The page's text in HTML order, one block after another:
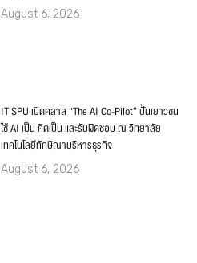
August 6, 2026
IT SPU เปิดคลาส “The AI Co-Pilot” ปั้นเยาวชน
ใช้ AI เป็น คิดเป็น และรับผิดชอบ ณ วิทยาลัย
เทคโนโลยีทักษิณาบริหารธุรกิจ
August 6, 2026